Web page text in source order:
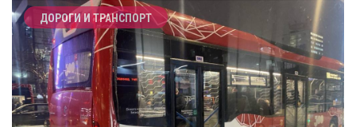
ДОРОГИ И ТРАНСПОРТ